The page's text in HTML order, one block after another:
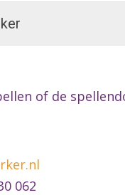
of de
062